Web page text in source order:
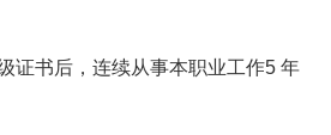
书后，连续从事本职业工作5 年